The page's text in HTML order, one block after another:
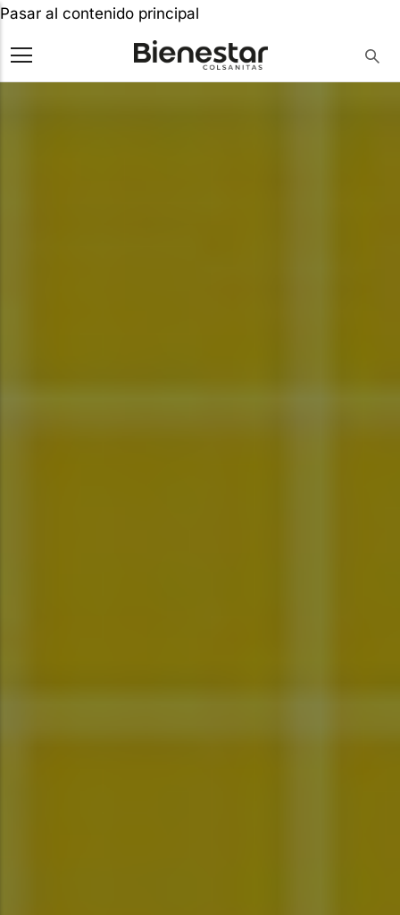
Pasar al contenido principal